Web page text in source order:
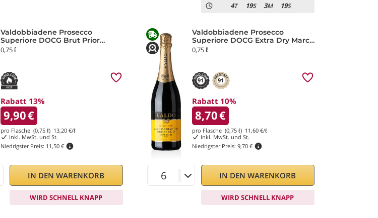
4T 19S 3M 19S
Valdobbiadene Prosecco
Superiore DOCG Brut Prior
Millesimato 2025 Bortolomiol
0,75 ℓ
Rabatt 13%
9,90€
pro Flasche (0,75 ℓ) 13,20 €/ℓ
Inkl. MwSt. und St.
Niedrigster Preis: 11,50 €
IN DEN WARENKORB
WIRD SCHNELL KNAPP
Valdobbiadene Prosecco
Superiore DOCG Extra Dry Marca
Oro Valdo
0,75 ℓ
91 91
Rabatt 10%
8,70€
pro Flasche (0,75 ℓ) 11,60 €/ℓ
Inkl. MwSt. und St.
Niedrigster Preis: 9,70 €
IN DEN WARENKORB
WIRD SCHNELL KNAPP